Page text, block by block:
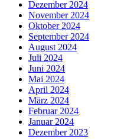
Dezember 2024
November 2024
Oktober 2024
September 2024
August 2024
Juli 2024
Juni 2024
Mai 2024
April 2024
März 2024
Februar 2024
Januar 2024
Dezember 2023